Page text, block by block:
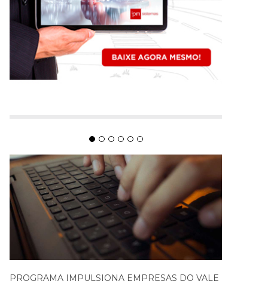
SPATEN TISCH CHEGA À OKTOBERFEST DE
BLUMENAU PARA CELEBRAR O RITUAL DA
CERVEJA E DOS ENCONTROS